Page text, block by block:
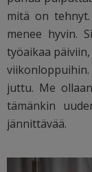
mitä on
menee hyvin.
työaikaa
juttu. Me
tämänkin
jännittävää.